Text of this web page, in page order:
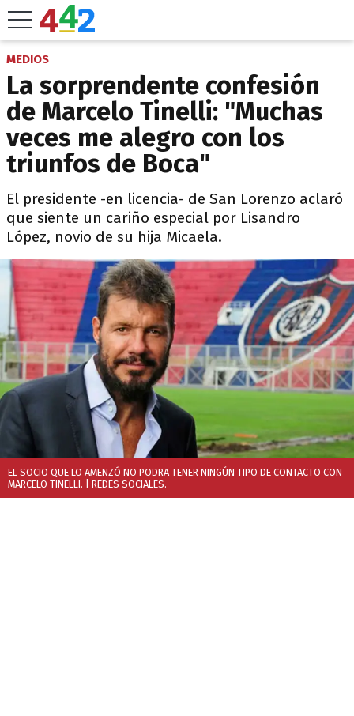
MEDIOS
La sorprendente confesión
de Marcelo Tinelli: "Muchas
veces me alegro con los
triunfos de Boca"
El presidente -en licencia- de San Lorenzo aclaró
que siente un cariño especial por Lisandro
López, novio de su hija Micaela.
EL SOCIO QUE LO AMENZÓ NO PODRA TENER NINGÚN TIPO DE CONTACTO CON
MARCELO TINELLI. | REDES SOCIALES.